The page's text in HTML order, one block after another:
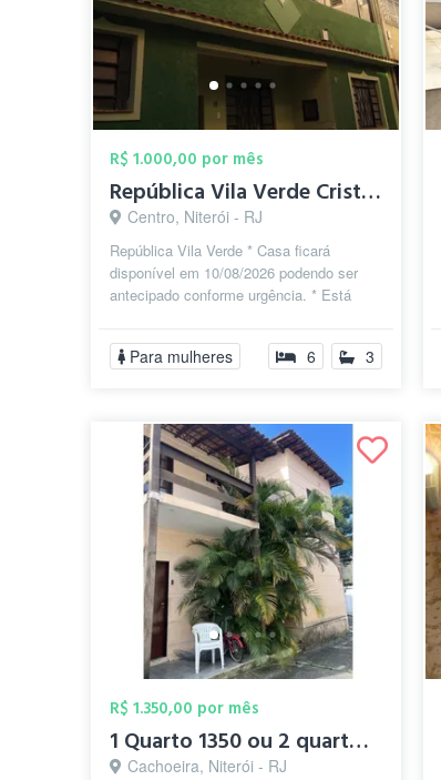
R$ 1.000,00 por mês
República Vila Verde Cristina
Centro, Niterói - RJ
República Vila Verde * Casa ficará
disponível em 10/08/2026 podendo ser
antecipado conforme urgência. * Está
Para mulheres 6 3
R$ 1.350,00 por mês
1 Quarto 1350 ou 2 quartos: 1000/800
Cachoeira, Niterói - RJ